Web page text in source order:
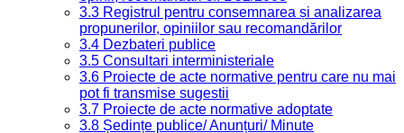
3.3 Registrul pentru consemnarea și analizarea
propunerilor, opiniilor sau recomandărilor
3.4 Dezbateri publice
3.5 Consultari interministeriale
3.6 Proiecte de acte normative pentru care nu mai
pot fi transmise sugestii
3.7 Proiecte de acte normative adoptate
3.8 Ședințe publice/ Anunțuri/ Minute